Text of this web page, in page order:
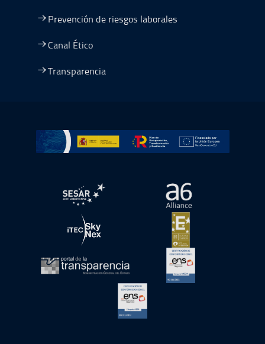
Prevención de riesgos laborales
Canal Ético
Transparencia
Ir a Plan de Recuperación, Transformación y
abre en ventana nueva abre en ventana
abre en ventana nueva abre en ventana
abre en ventana nueva